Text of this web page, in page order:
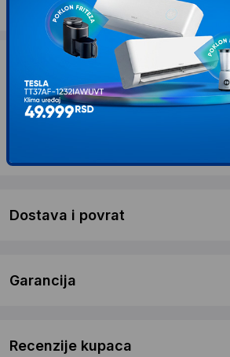
Troskovi dostave 2290 RSD
Želite li ponudu za firmu?
Kontaktirajte nas
Opis proizvoda ModernHome
Dostava i povrat
Garancija
Recenzije kupaca